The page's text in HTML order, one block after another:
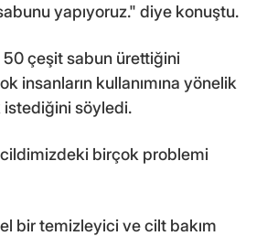
sabunu yapıyoruz." diye konuştu.
çeşit sabun ürettiğini
insanların kullanımına yönelik
söyledi.
birçok problemi
bir temizleyici ve cilt bakım